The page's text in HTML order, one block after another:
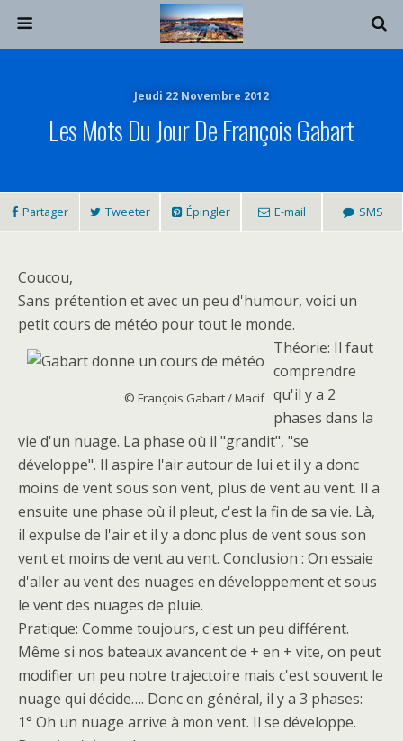
Jeudi 22 Novembre 2012
Les Mots Du Jour De François Gabart
Partager Tweeter Épingler E-mail SMS
Coucou,
Sans prétention et avec un peu d'humour, voici un
petit cours de météo pour tout le monde.
© François Gabart / Macif
Théorie: Il faut
comprendre
qu'il y a 2
phases dans la
vie d'un nuage. La phase où il "grandit", "se
développe". Il aspire l'air autour de lui et il y a donc
moins de vent sous son vent, plus de vent au vent. Il a
ensuite une phase où il pleut, c'est la fin de sa vie. Là,
il expulse de l'air et il y a donc plus de vent sous son
vent et moins de vent au vent. Conclusion : On essaie
d'aller au vent des nuages en développement et sous
le vent des nuages de pluie.
Pratique: Comme toujours, c'est un peu différent.
Même si nos bateaux avancent de + en + vite, on peut
modifier un peu notre trajectoire mais c'est souvent le
nuage qui décide…. Donc en général, il y a 3 phases:
1° Oh un nuage arrive à mon vent. Il se développe.